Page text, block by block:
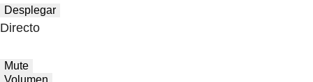
Desplegar
Directo
Mute